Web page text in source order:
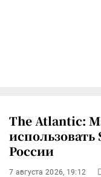
The Atlantic:
России
7 августа 2026, 19:12